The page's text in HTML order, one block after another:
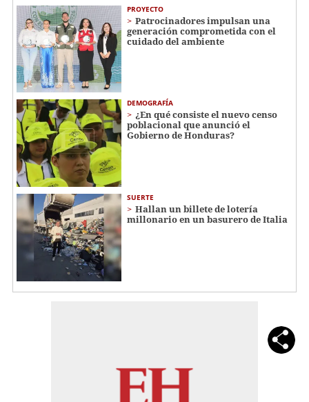
PROYECTO
Patrocinadores impulsan una
generación comprometida con el
cuidado del ambiente
DEMOGRAFÍA
¿En qué consiste el nuevo censo
poblacional que anunció el
Gobierno de Honduras?
SUERTE
Hallan un billete de lotería
millonario en un basurero de Italia